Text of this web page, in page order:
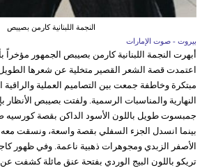
النجمة اللبنانية كارمن بصيبص
بيروت - صوت الإمارات
أبهرت النجمة اللبنانية كارمن بصيبص الجمهور
اعتمدت قصة الشعر القصير متخلية عن شعرها الطويل
مبتكرة وخاطفة جمعت بين التصاميم العملية والراقية
النهارية والمناسبات الرسمية. ولفتت بصيبص الأنظار
جمبسوت طويل باللون الأسود الداكن بقصة كورسيه
بينما انسدل الجزء السفلي بقصة واسعة، ونسقت معه
الأصفر الزبدي ومجوهرات ذهبية ناعمة. وفي ظهور
تريكو باللون البيج الوردي بفتحة عنق مائلة كشفت